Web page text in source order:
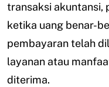
transaksi akuntansi,
ketika uang benar-
pembayaran telah
layanan atau
diterima.